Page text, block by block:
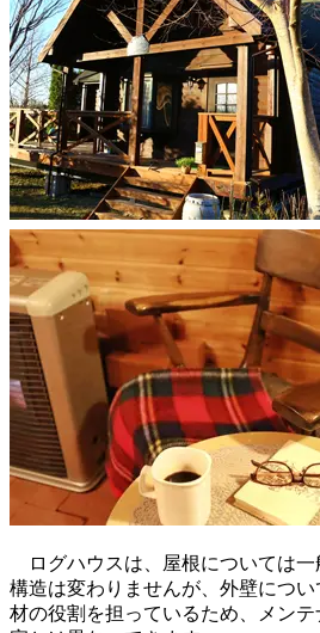
ログハウスは、屋根については一
構造は変わりませんが、外壁につ
材の役割を担っているため、メン